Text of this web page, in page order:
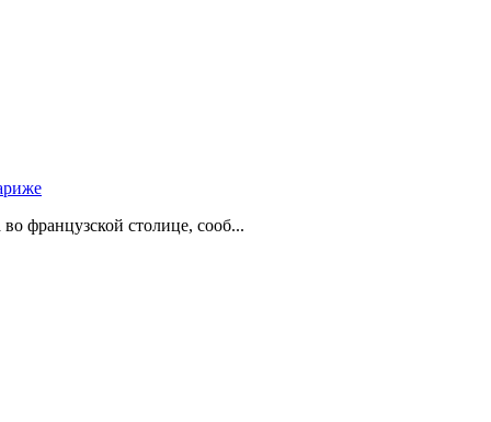
французской столице, сооб...